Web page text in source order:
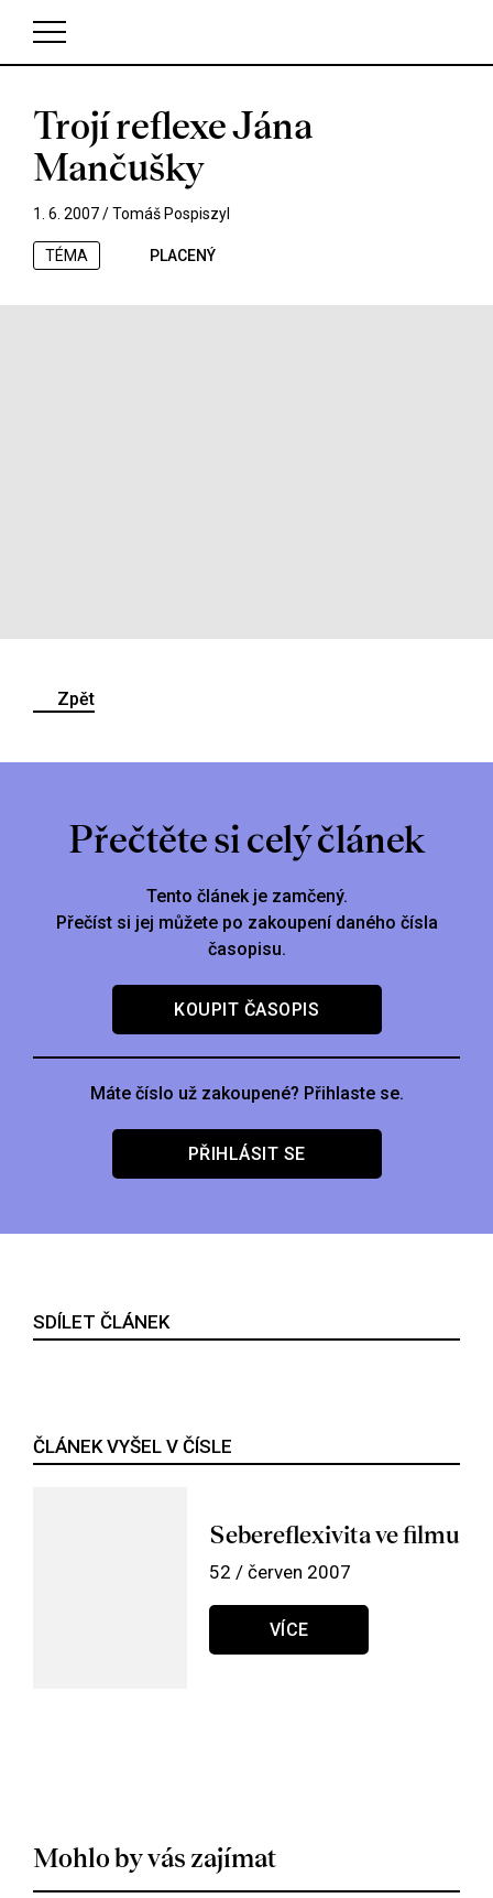
V košíku zatím nemáte žádné položky.
Trojí reflexe Jána
Mančušky
1. 6. 2007 /Tomáš Pospiszyl
TÉMA PLACENÝ
Zpět
Přečtěte si celý článek
Tento článek je zamčený.
Přečíst si jej můžete po zakoupení daného čísla
časopisu.
KOUPIT ČASOPIS
Máte číslo už zakoupené? Přihlaste se.
PŘIHLÁSIT SE
SDÍLET ČLÁNEK
ČLÁNEK VYŠEL V ČÍSLE
Sebereflexivita ve filmu
52 / červen 2007
VÍCE
Mohlo by vás zajímat